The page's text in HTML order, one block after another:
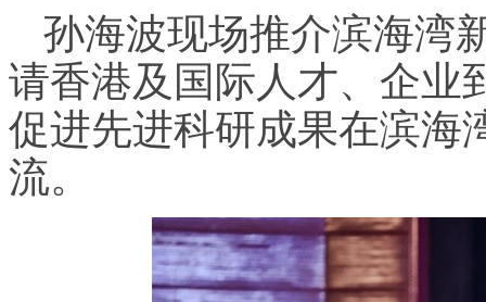
孙海波现场推介滨海湾
请香港及国际人才、企业
促进先进科研成果在滨海
流。